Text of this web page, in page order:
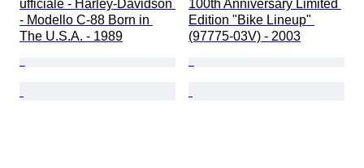
ufficiale - Harley-Davidson
- Modello C-88 Born in
The U.S.A. - 1989
100th Anniversary Limited
Edition "Bike Lineup"
(97775-03V) - 2003